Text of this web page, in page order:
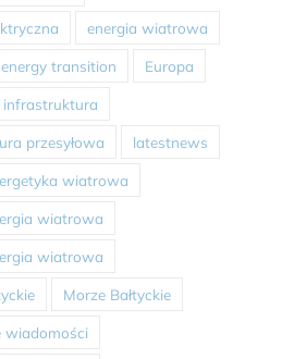
energia wiatrowa
energy transition Europa
infrastruktura
przesyłowa latestnews
wiatrowa
wiatrowa
wiatrowa
Morze Bałtyckie
wiadomości